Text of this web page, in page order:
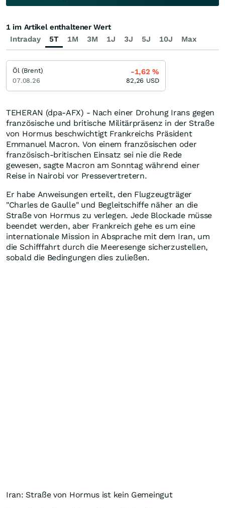
TEHERAN (dpa-AFX) - Nach einer Drohung Irans gegen
französische und britische Militärpräsenz in der Straße
von Hormus beschwichtigt Frankreichs Präsident
Emmanuel Macron. Von einem französischen oder
französisch-britischen Einsatz sei nie die Rede
gewesen, sagte Macron am Sonntag während einer
Reise in Nairobi vor Pressevertretern.
Er habe Anweisungen erteilt, den Flugzeugträger
"Charles de Gaulle" und Begleitschiffe näher an die
Straße von Hormus zu verlegen. Jede Blockade müsse
beendet werden, aber Frankreich gehe es um eine
internationale Mission in Absprache mit dem Iran, um
die Schifffahrt durch die Meeresenge sicherzustellen,
sobald die Bedingungen dies zuließen.
Iran: Straße von Hormus ist kein Gemeingut
Intraday 5T 1M 3M 1J 3J 5J 10J Max
1 im Artikel enthaltener Wert
Öl (Brent)
07.08.26
-1,62%
82,26 USD